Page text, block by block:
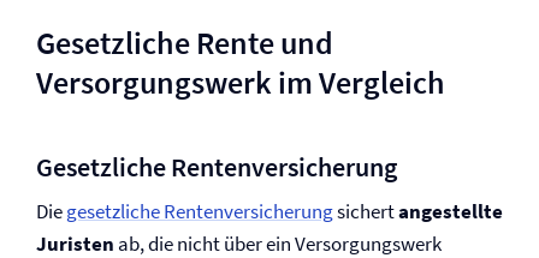
Gesetzliche Rente und
Versorgungswerk im Vergleich
Gesetzliche Renten­versicherung
Diegesetzliche Renten­versicherungsichertangestellte
Juristen ab, die nicht über ein Versorgungswerk